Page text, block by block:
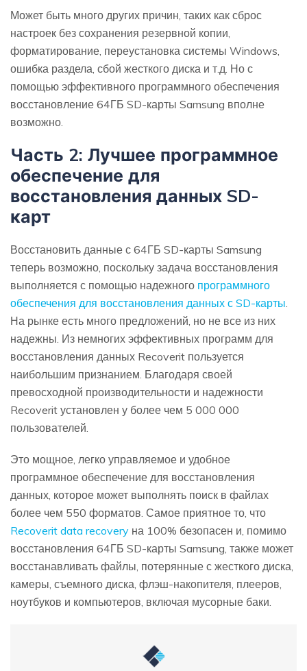
Может быть много других причин, таких как сброс
настроек без сохранения резервной копии,
форматирование, переустановка системы Windows,
ошибка раздела, сбой жесткого диска и т.д. Но с
помощью эффективного программного обеспечения
восстановление 64ГБ SD-карты Samsung вполне
возможно.
Часть 2: Лучшее программное
обеспечение для
восстановления данных SD-
карт
Восстановить данные с 64ГБ SD-карты Samsung
теперь возможно, поскольку задача восстановления
выполняется с помощью надежного программного
обеспечения для восстановления данных с SD-карты.
На рынке есть много предложений, но не все из них
надежны. Из немногих эффективных программ для
восстановления данных Recoverit пользуется
наибольшим признанием. Благодаря своей
превосходной производительности и надежности
Recoverit установлен у более чем 5 000 000
пользователей.
Это мощное, легко управляемое и удобное
программное обеспечение для восстановления
данных, которое может выполнять поиск в файлах
более чем 550 форматов. Самое приятное то, что
Recoverit data recovery на 100% безопасен и, помимо
восстановления 64ГБ SD-карты Samsung, также может
восстанавливать файлы, потерянные с жесткого диска,
камеры, съемного диска, флэш-накопителя, плееров,
ноутбуков и компьютеров, включая мусорные баки.